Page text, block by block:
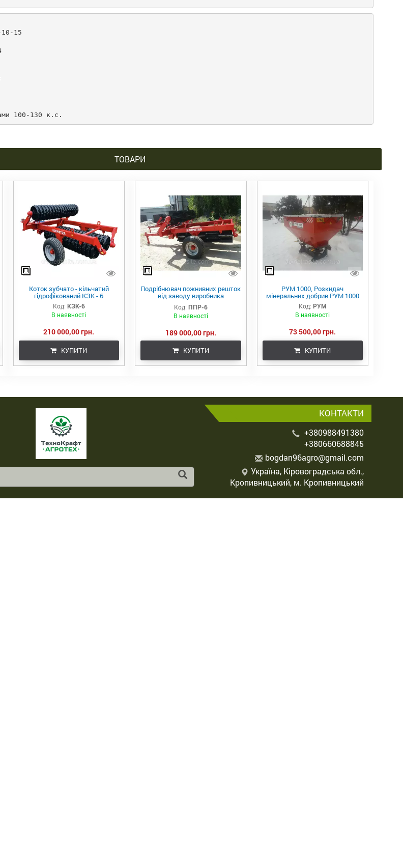
15
100-130 к.с.
ТОВАРИ
Коток зубчато - кільчатий
гідрофікований КЗК - 6
Код: КЗК-6
В наявності
210 000,00 грн.
КУПИТИ
Подрібнювач пожнивних решток
від заводу виробника
"DEMETRA" з різними видами
катків
Код: ППР-6
В наявності
189 000,00 грн.
КУПИТИ
РУМ 1000, Розкидач
мінеральних добрив РУМ 1000
Код: РУМ
В наявності
73 500,00 грн.
КУПИТИ
КОНТАКТИ
+380988491380
+380660688845
bogdan96agro@gmail.com
Україна, Кіровоградська обл.,
Кропивницький, м. Кропивницький